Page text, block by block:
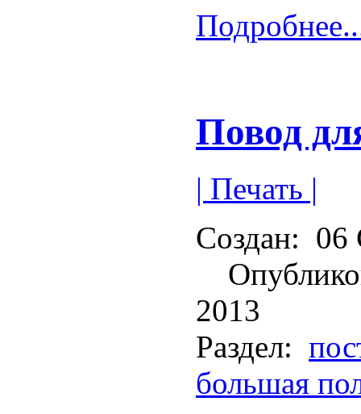
Повод
| Печать |
Создан: 06
2013
Раздел:
большая